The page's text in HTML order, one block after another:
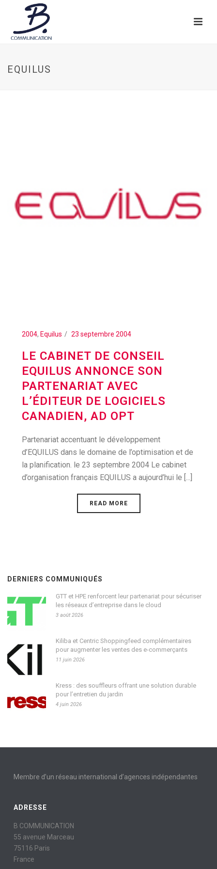
EQUILUS
2004, Equilus 23 septembre 2004
LE CABINET DE CONSEIL
EQUILUS ANNONCE SON
PARTENARIAT AVEC
L’ÉDITEUR DE LOGICIELS
CANADIEN, AD OPT
Partenariat accentuant le développement
d’EQUILUS dans le domaine de l’optimisation et de
la planification. le 23 septembre 2004 Le cabinet
d’organisation français EQUILUS a aujourd’hui le [...]
READ MORE
DERNIERS COMMUNIQUÉS
GTT et HPE renforcent leur partenariat pour sécuriser
les réseaux d’entreprise dans le cloud
3 août 2026
Kiliba et Centric Shoppingfeed complémentaires
pour augmenter les ventes des e-commerçants
11 juin 2026
Kress : des souffleurs offrant une solution durable
pour l’entretien du jardin
4 juin 2026
Membre d’un réseau international d’agences indépendantes
ADRESSE
B COMMUNICATION
55 avenue Marceau
75116 Paris
France